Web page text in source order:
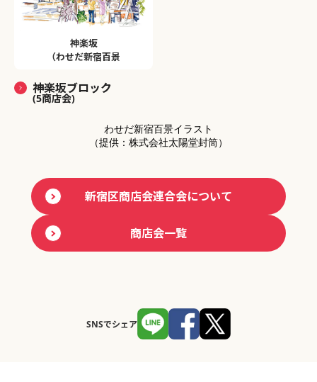
神楽坂
（わせだ新宿百景
神楽坂ブロック
(5商店会)
わせだ新宿百景イラスト
（提供：株式会社太陽堂封筒）
新宿区商店会連合会について
商店会一覧
SNSでシェア